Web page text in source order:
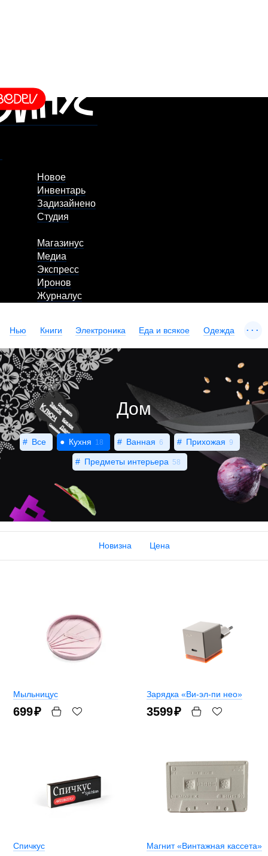
Новое
Инвентарь
Задизайнено
Студия
Магазинус
Медиа
Экспресс
Иронов
Журналус
Нью Книги Электроника Еда и всякое Одежда ...
Дом
Все Кухня 18 Ванная 6 Прихожая 9
Предметы интерьера 58
Новизна Цена
Мыльницус
699₽
Зарядка «Ви-эл-пи нео»
3599₽
Спичкус Магнит «Винтажная кассета»